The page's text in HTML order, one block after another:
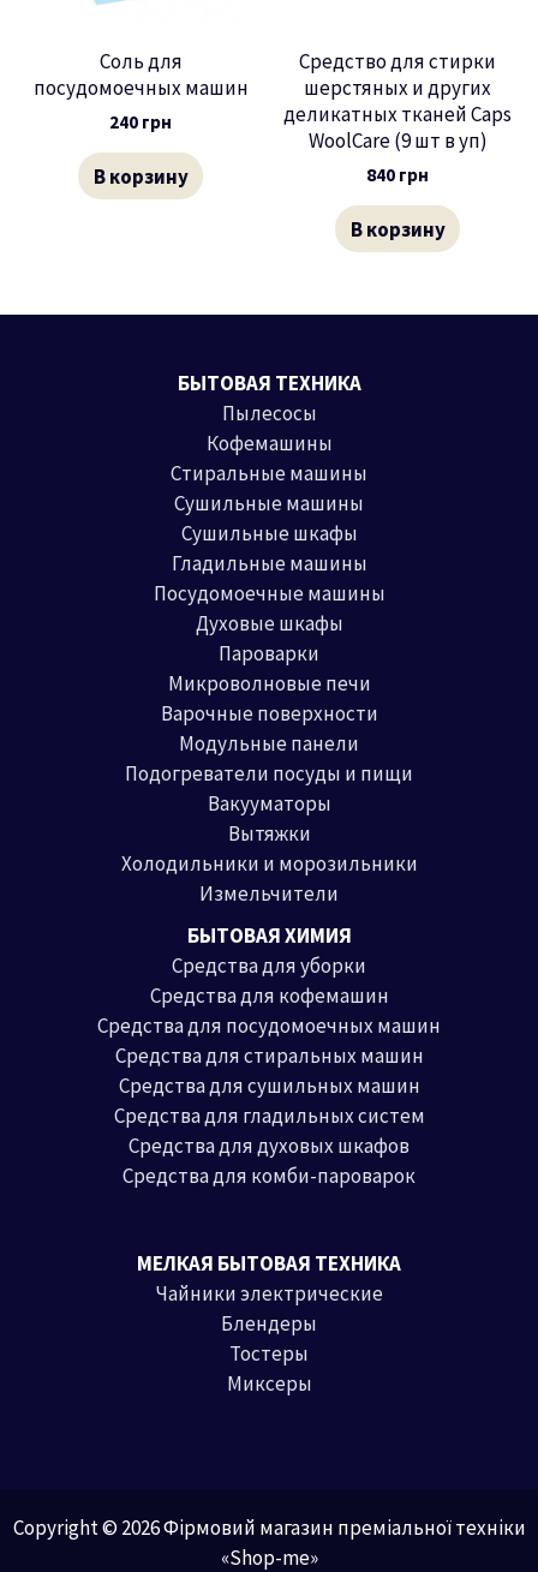
Соль для
посудомоечных машин
240 грн
В корзину
Средство для стирки
шерстяных и других
деликатных тканей Caps
WoolCare (9 шт в уп)
840 грн
В корзину
БЫТОВАЯ ТЕХНИКА
Пылесосы
Кофемашины
Стиральные машины
Сушильные машины
Сушильные шкафы
Гладильные машины
Посудомоечные машины
Духовые шкафы
Пароварки
Микроволновые печи
Варочные поверхности
Модульные панели
Подогреватели посуды и пищи
Вакууматоры
Вытяжки
Холодильники и морозильники
Измельчители
БЫТОВАЯ ХИМИЯ
Средства для уборки
Средства для кофемашин
Средства для посудомоечных машин
Средства для стиральных машин
Средства для сушильных машин
Средства для гладильных систем
Средства для духовых шкафов
Средства для комби-пароварок
МЕЛКАЯ БЫТОВАЯ ТЕХНИКА
Чайники электрические
Блендеры
Тостеры
Миксеры
Copyright © 2026 Фірмовий магазин преміальної техніки
«Shop-me»